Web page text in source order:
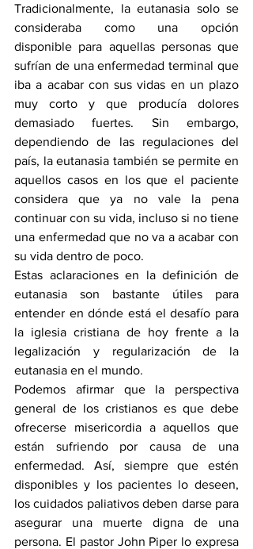
Tradicionalmente, la eutanasia solo se
consideraba como una opción
disponible para aquellas personas que
sufrían de una enfermedad terminal que
iba a acabar con sus vidas en un plazo
muy corto y que producía dolores
demasiado fuertes. Sin embargo,
dependiendo de las regulaciones del
país, la eutanasia también se permite en
aquellos casos en los que el paciente
considera que ya no vale la pena
continuar con su vida, incluso si no tiene
una enfermedad que no va a acabar con
su vida dentro de poco.
Estas aclaraciones en la definición de
eutanasia son bastante útiles para
entender en dónde está el desafío para
la iglesia cristiana de hoy frente a la
legalización y regularización de la
eutanasia en el mundo.
Podemos afirmar que la perspectiva
general de los cristianos es que debe
ofrecerse misericordia a aquellos que
están sufriendo por causa de una
enfermedad. Así, siempre que estén
disponibles y los pacientes lo deseen,
los cuidados paliativos deben darse para
asegurar una muerte digna de una
persona. El pastor John Piper lo expresa